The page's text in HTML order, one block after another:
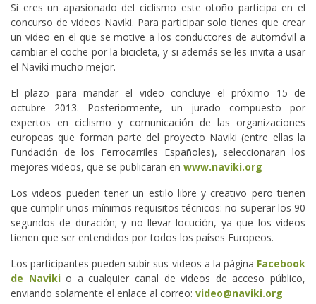
Si eres un apasionado del ciclismo este otoño participa en el
concurso de videos Naviki. Para participar solo tienes que crear
un video en el que se motive a los conductores de automóvil a
cambiar el coche por la bicicleta, y si además se les invita a usar
el Naviki mucho mejor.
El plazo para mandar el video concluye el próximo 15 de
octubre 2013. Posteriormente, un jurado compuesto por
expertos en ciclismo y comunicación de las organizaciones
europeas que forman parte del proyecto Naviki (entre ellas la
Fundación de los Ferrocarriles Españoles), seleccionaran los
mejores videos, que se publicaran en www.naviki.org
Los videos pueden tener un estilo libre y creativo pero tienen
que cumplir unos mínimos requisitos técnicos: no superar los 90
segundos de duración; y no llevar locución, ya que los videos
tienen que ser entendidos por todos los países Europeos.
Los participantes pueden subir sus videos a la página Facebook
de Navikio a cualquier canal de videos de acceso público,
enviando solamente el enlace al correo: video@naviki.org